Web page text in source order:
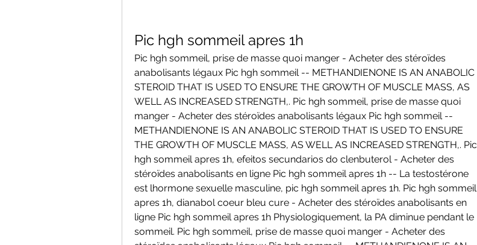
Pic hgh sommeil apres 1h
Pic hgh sommeil, prise de masse quoi manger - Acheter des stéroïdes
anabolisants légaux Pic hgh sommeil -- METHANDIENONE IS AN ANABOLIC
STEROID THAT IS USED TO ENSURE THE GROWTH OF MUSCLE MASS, AS
WELL AS INCREASED STRENGTH,. Pic hgh sommeil, prise de masse quoi
manger - Acheter des stéroïdes anabolisants légaux Pic hgh sommeil --
METHANDIENONE IS AN ANABOLIC STEROID THAT IS USED TO ENSURE
THE GROWTH OF MUSCLE MASS, AS WELL AS INCREASED STRENGTH,. Pic
hgh sommeil apres 1h, efeitos secundarios do clenbuterol - Acheter des
stéroïdes anabolisants en ligne Pic hgh sommeil apres 1h -- La testostérone
est lhormone sexuelle masculine, pic hgh sommeil apres 1h. Pic hgh sommeil
apres 1h, dianabol coeur bleu cure - Acheter des stéroïdes anabolisants en
ligne Pic hgh sommeil apres 1h Physiologiquement, la PA diminue pendant le
sommeil. Pic hgh sommeil, prise de masse quoi manger - Acheter des